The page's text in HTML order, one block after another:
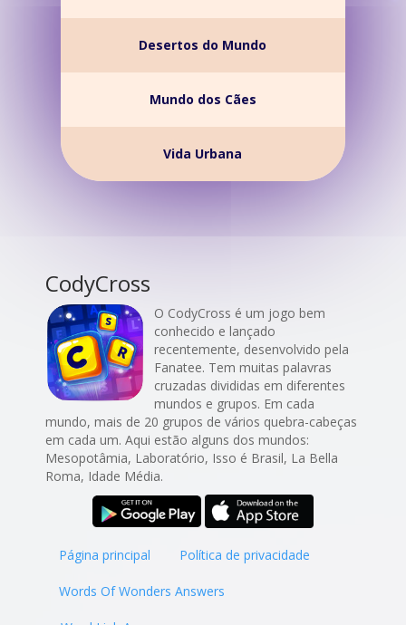
Desertos do Mundo
Mundo dos Cães
Vida Urbana
CodyCross
O CodyCross é um jogo bem
conhecido e lançado
recentemente, desenvolvido pela
Fanatee. Tem muitas palavras
cruzadas divididas em diferentes
mundos e grupos. Em cada
mundo, mais de 20 grupos de vários quebra-cabeças
em cada um. Aqui estão alguns dos mundos:
Mesopotâmia, Laboratório, Isso é Brasil, La Bella
Roma, Idade Média.
Página principal Política de privacidade
Words Of Wonders Answers